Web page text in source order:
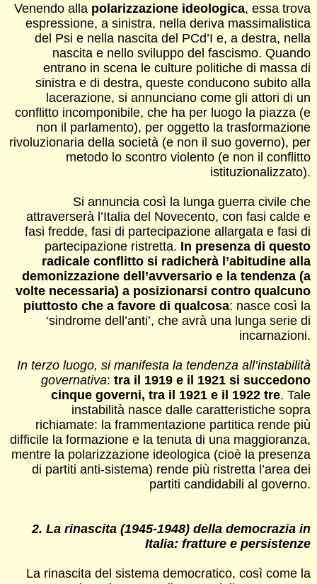
Venendo alla polarizzazione ideologica, essa trova
espressione, a sinistra, nella deriva massimalistica
del Psi e nella nascita del PCd’I e, a destra, nella
nascita e nello sviluppo del fascismo. Quando
entrano in scena le culture politiche di massa di
sinistra e di destra, queste conducono subito alla
lacerazione, si annunciano come gli attori di un
conflitto incomponibile, che ha per luogo la piazza (e
non il parlamento), per oggetto la trasformazione
rivoluzionaria della società (e non il suo governo), per
metodo lo scontro violento (e non il conflitto
istituzionalizzato).
Si annuncia così la lunga guerra civile che
attraverserà l’Italia del Novecento, con fasi calde e
fasi fredde, fasi di partecipazione allargata e fasi di
partecipazione ristretta. In presenza di questo
radicale conflitto si radicherà l’abitudine alla
demonizzazione dell’avversario e la tendenza (a
volte necessaria) a posizionarsi contro qualcuno
piuttosto che a favore di qualcosa: nasce così la
‘sindrome dell’anti’, che avrà una lunga serie di
incarnazioni.
In terzo luogo, si manifesta la tendenza all’instabilità
governativa:tra il 1919 e il 1921 si succedono
cinque governi, tra il 1921 e il 1922 tre. Tale
instabilità nasce dalle caratteristiche sopra
richiamate: la frammentazione partitica rende più
difficile la formazione e la tenuta di una maggioranza,
mentre la polarizzazione ideologica (cioè la presenza
di partiti anti-sistema) rende più ristretta l’area dei
partiti candidabili al governo.
2. La rinascita (1945-1948) della democrazia in
Italia: fratture e persistenze
La rinascita del sistema democratico, così come la